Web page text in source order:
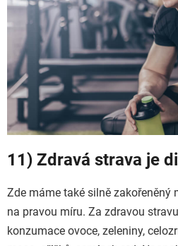
11) Zdravá strava je
Zde máme také silně zakořeněný
na pravou míru. Za zdravou
konzumace ovoce, zeleniny,